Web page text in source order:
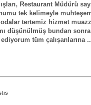
Restaurant Müdürü
tek kelimeyle
tertemiz hizmet
düşünülmüş bundan
tüm çalışanlarına